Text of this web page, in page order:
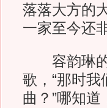
落落大方的
一家至今还
容韵琳的
歌，“那时
曲？”哪知道